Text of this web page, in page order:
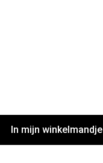
In mijn winkelmandje